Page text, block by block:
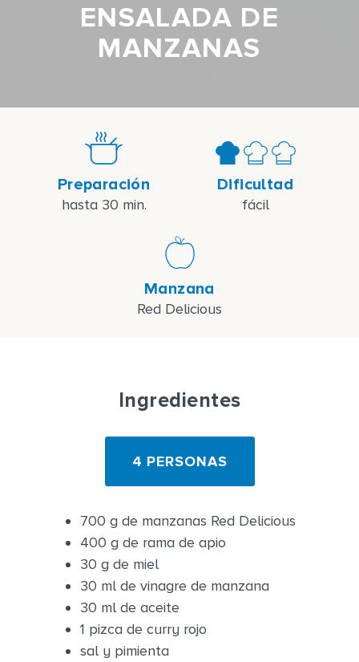
ENSALADA DE
MANZANAS
Preparación
hasta 30 min.
Dificultad
fácil
Manzana
Red Delicious
Ingredientes
4 PERSONAS
700 g de manzanas Red Delicious
400 g de rama de apio
30 g de miel
30 ml de vinagre de manzana
30 ml de aceite
1 pizca de curry rojo
sal y pimienta